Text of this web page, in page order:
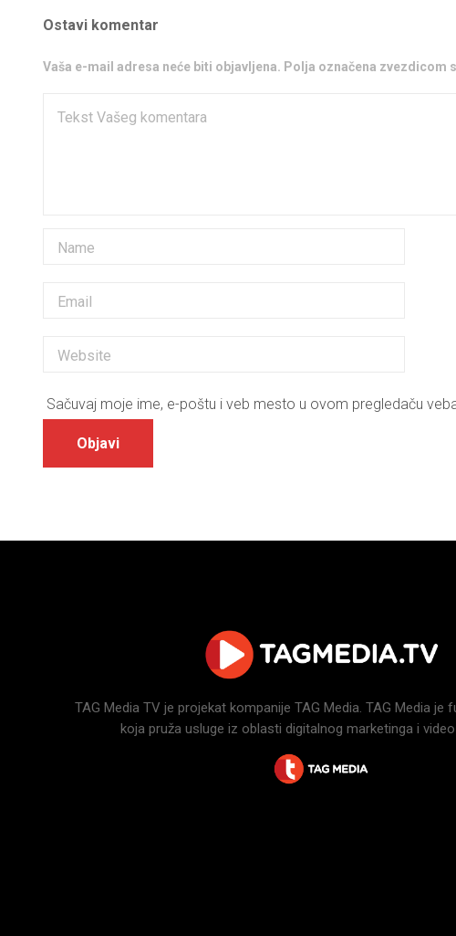
Ostavi komentar
Vaša e-mail adresa neće biti objavljena. Polja označena zvezdicom
Sačuvaj moje ime, e-poštu i veb mesto u ovom pregledaču
TAG Media TV je projekat kompanije TAG Media. TAG Media je
koja pruža usluge iz oblasti digitalnog marketinga i